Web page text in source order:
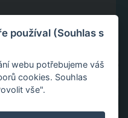
používal (Souhlas s
webu potřebujeme váš
cookies. Souhlas
vše".